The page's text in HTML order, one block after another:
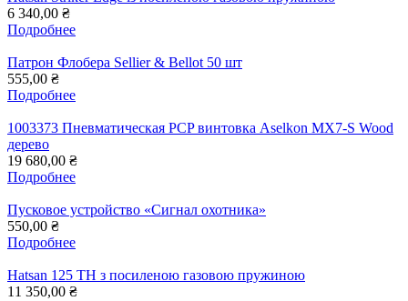
6 340,00 ₴
Подробнее
Патрон Флобера Sellier & Bellot 50 шт
555,00 ₴
Подробнее
1003373 Пневматическая PCP винтовка Aselkon MX7-S Wood
дерево
19 680,00 ₴
Подробнее
Пусковое устройство «Сигнал охотника»
550,00 ₴
Подробнее
Hatsan 125 TH з посиленою газовою пружиною
11 350,00 ₴